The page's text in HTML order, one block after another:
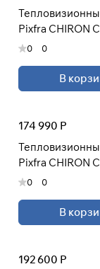
приборы
Pixfra CHIRON
0 0
В
174 990 Р
Pixfra CHIRON
0 0
В
192 600 Р